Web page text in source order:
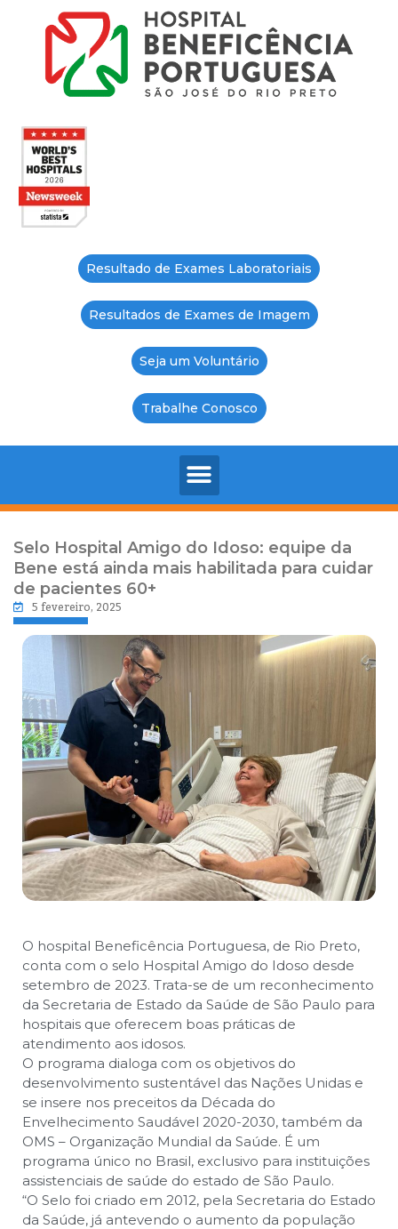
Resultado de Exames Laboratoriais
Resultados de Exames de Imagem
Seja um Voluntário
Trabalhe Conosco
Selo Hospital Amigo do Idoso: equipe da
Bene está ainda mais habilitada para cuidar
de pacientes 60+
5 fevereiro, 2025
O hospital Beneficência Portuguesa, de Rio Preto,
conta com o selo Hospital Amigo do Idoso desde
setembro de 2023. Trata-se de um reconhecimento
da Secretaria de Estado da Saúde de São Paulo para
hospitais que oferecem boas práticas de
atendimento aos idosos.
O programa dialoga com os objetivos do
desenvolvimento sustentável das Nações Unidas e
se insere nos preceitos da Década do
Envelhecimento Saudável 2020-2030, também da
OMS – Organização Mundial da Saúde. É um
programa único no Brasil, exclusivo para instituições
assistenciais de saúde do estado de São Paulo.
“O Selo foi criado em 2012, pela Secretaria do Estado
da Saúde, já antevendo o aumento da população